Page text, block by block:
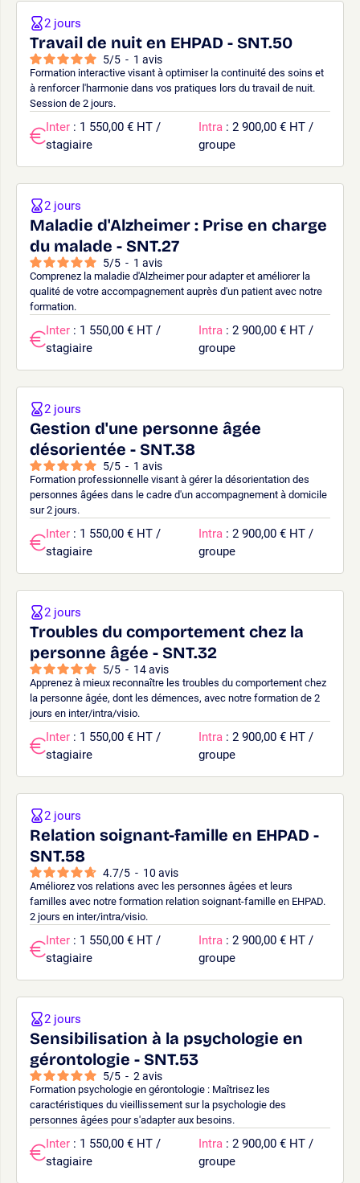
Travail de nuit en EHPAD - SNT.50
5/5 - 1 avis
Formation interactive visant à optimiser la continuité des soins et
à renforcer l'harmonie dans vos pratiques lors du travail de nuit.
Session de 2 jours.
2 jours
Inter : 1 550,00 € HT /
stagiaire
Intra : 2 900,00 € HT /
groupe
Maladie d'Alzheimer : Prise en charge
du malade - SNT.27
5/5 - 1 avis
Comprenez la maladie d'Alzheimer pour adapter et améliorer la
qualité de votre accompagnement auprès d'un patient avec notre
formation.
2 jours
Inter : 1 550,00 € HT /
stagiaire
Intra : 2 900,00 € HT /
groupe
Gestion d'une personne âgée
désorientée - SNT.38
5/5 - 1 avis
Formation professionnelle visant à gérer la désorientation des
personnes âgées dans le cadre d'un accompagnement à domicile
sur 2 jours.
2 jours
Inter : 1 550,00 € HT /
stagiaire
Intra : 2 900,00 € HT /
groupe
Troubles du comportement chez la
personne âgée - SNT.32
5/5 - 14avis
Apprenez à mieux reconnaître les troubles du comportement chez
la personne âgée, dont les démences, avec notre formation de 2
jours en inter/intra/visio.
2 jours
Inter : 1 550,00 € HT /
stagiaire
Intra : 2 900,00 € HT /
groupe
Relation soignant-famille en EHPAD -
SNT.58
4.7/5 - 10 avis
Améliorez vos relations avec les personnes âgées et leurs
familles avec notre formation relation soignant-famille en EHPAD.
2 jours en inter/intra/visio.
2 jours
Inter : 1 550,00 € HT /
stagiaire
Intra : 2 900,00 € HT /
groupe
Sensibilisation à la psychologie en
gérontologie - SNT.53
5/5 - 2 avis
Formation psychologie en gérontologie : Maîtrisez les
caractéristiques du vieillissement sur la psychologie des
personnes âgées pour s'adapter aux besoins.
2 jours
Inter : 1 550,00 € HT /
stagiaire
Intra : 2 900,00 € HT /
groupe